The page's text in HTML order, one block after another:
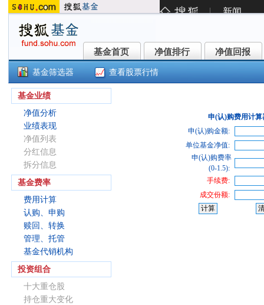
基金首页
基金首页 净值排行
净值排行 净值回报
净值回报
基金筛选器 查看股票行情
基金业绩
净值分析
业绩表现
净值列表
分红信息
拆分信息
基金费率
费用计算
认购、申购
赎回、转换
管理、托管
基金代销机构
投资组合
十大重仓股
持仓重大变化
申(认)购费用计算
申(认)购金额:
单位基金净值:
申(认)购费率
(0-1.5):
手续费:
成交份额: